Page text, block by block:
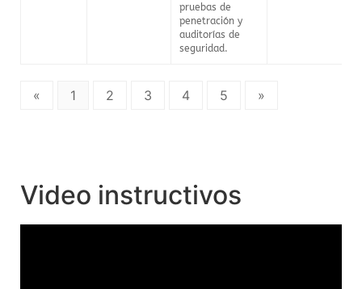
pruebas de
penetración y
auditorías de
seguridad.
« 1 2 3 4 5 »
Video instructivos